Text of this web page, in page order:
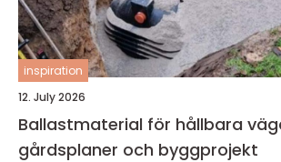
inspiration
12. July 2026
Ballastmaterial för hållbara
gårdsplaner och byggprojekt